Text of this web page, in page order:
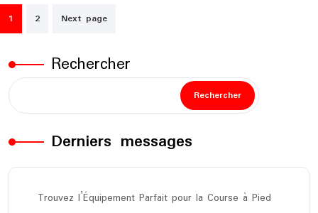
Pagination
des
publications
1 2 Next page
Rechercher
Rechercher
Derniers messages
Trouvez l’Équipement Parfait pour la Course à Pied